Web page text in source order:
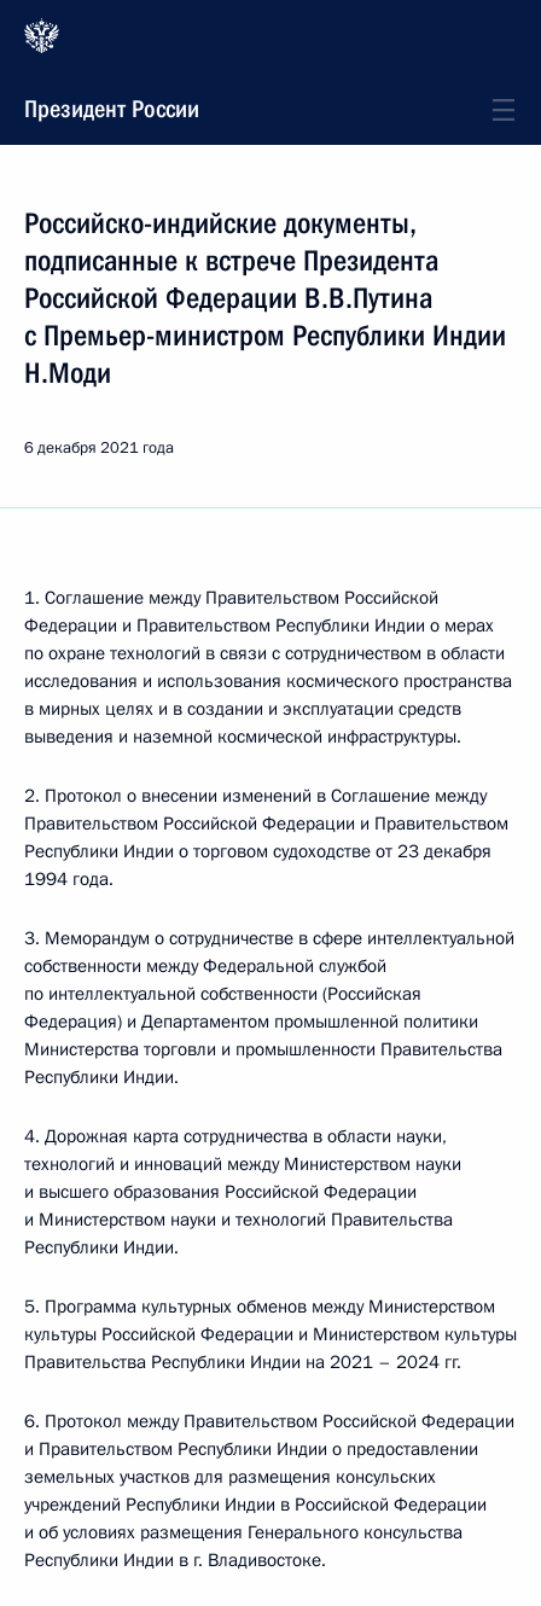
Президент России
Российско-индийские документы,
подписанные к встрече Президента
Российской Федерации В.В.Путина
с Премьер-министром Республики Индии
Н.Моди
6 декабря 2021 года
1. Соглашение между Правительством Российской
Федерации и Правительством Республики Индии о мерах
по охране технологий в связи с сотрудничеством в области
исследования и использования космического пространства
в мирных целях и в создании и эксплуатации средств
выведения и наземной космической инфраструктуры.
2. Протокол о внесении изменений в Соглашение между
Правительством Российской Федерации и Правительством
Республики Индии о торговом судоходстве от 23 декабря
1994 года.
3. Меморандум о сотрудничестве в сфере интеллектуальной
собственности между Федеральной службой
по интеллектуальной собственности (Российская
Федерация) и Департаментом промышленной политики
Министерства торговли и промышленности Правительства
Республики Индии.
4. Дорожная карта сотрудничества в области науки,
технологий и инноваций между Министерством науки
и высшего образования Российской Федерации
и Министерством науки и технологий Правительства
Республики Индии.
5. Программа культурных обменов между Министерством
культуры Российской Федерации и Министерством культуры
Правительства Республики Индии на 2021 – 2024 гг.
6. Протокол между Правительством Российской Федерации
и Правительством Республики Индии о предоставлении
земельных участков для размещения консульских
учреждений Республики Индии в Российской Федерации
и об условиях размещения Генерального консульства
Республики Индии в г. Владивостоке.